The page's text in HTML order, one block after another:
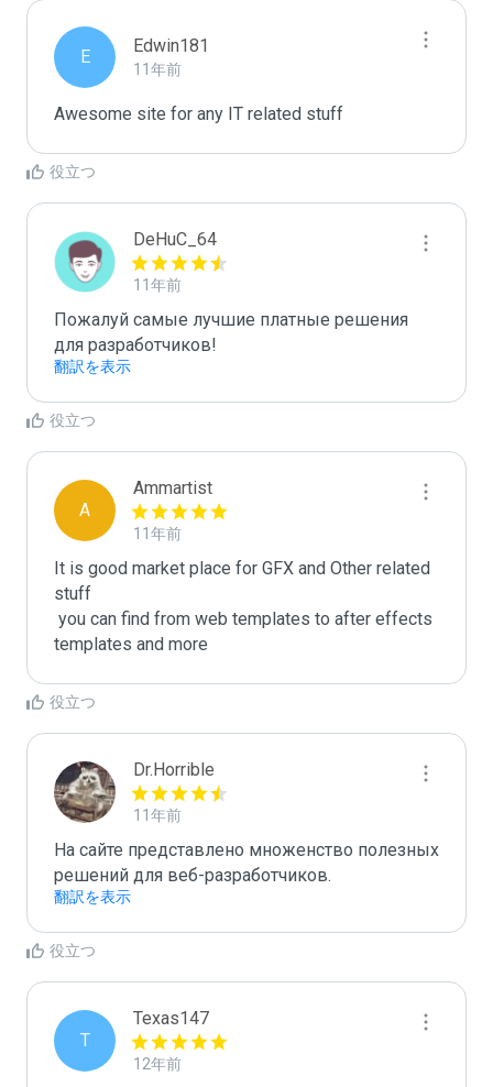
E
Edwin181
11年前
Awesome site for any IT related stuff
役立つ
DeHuC_64
11年前
Пожалуй самые лучшие платные решения
для разработчиков!
翻訳を表示
役立つ
A
Ammartist
11年前
It is good market place for GFX and Other related
stuff
templates and more
役立つ
Dr.Horrible
11年前
На сайте представлено множенство полезных
решений для веб-разработчиков.
翻訳を表示
役立つ
T
Texas147
12年前